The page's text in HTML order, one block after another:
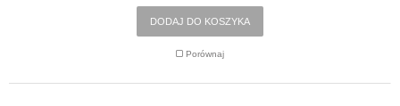
DODAJ DO KOSZYKA
Porównaj